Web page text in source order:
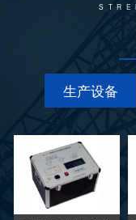
生产设备